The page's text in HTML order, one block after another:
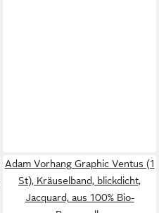
Adam Vorhang Graphic Ventus (1
St), Kräuselband, blickdicht,
Jacquard, aus 100% Bio-